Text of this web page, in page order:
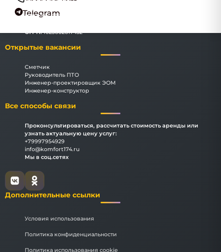
Telegram
Адрес:
ИНН:3666069183
ОГРН:1023602617432
Открытые вакансии
Сметчик
Руководитель ПТО
Инженер-проектировщик ЭОМ
Инженер-конструктор
Все способы связи
Проконсультироваться, рассчитать стоимость аренды или
узнать актуальную цену услуг:
+79997954929
info@komfort174.ru
Мы в соц.сетях
Дополнительные ссылки
Условия использования
Политика конфиденциальности
Политика использования cookie